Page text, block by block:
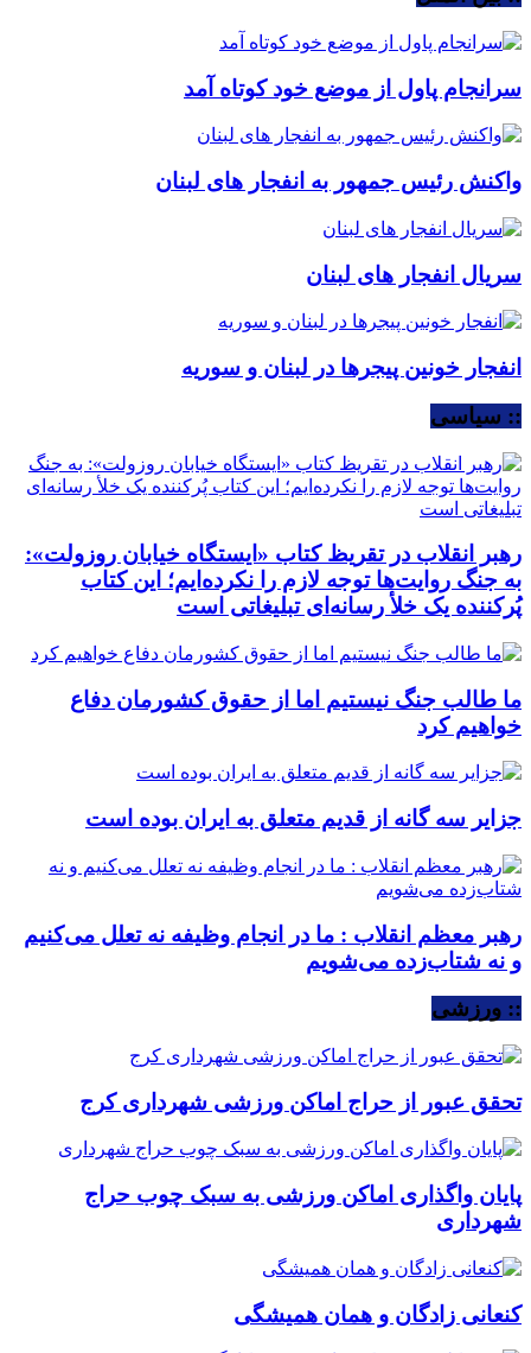
سرانجام پاول از موضع خود کوتاه آمد
واکنش رئیس جمهور به انفجار های لبنان
سریال انفجار های لبنان
انفجار خونین پیجرها در لبنان و سوریه
:: سیاسی
رهبر انقلاب در تقریظ کتاب «ایستگاه خیابان روزولت»:
به جنگ روایت‌ها توجه لازم را نکرده‌ایم؛ این کتاب
پُرکننده‌ یک خلأ رسانه‌ای تبلیغاتی است
ما طالب جنگ نیستیم اما از حقوق کشورمان دفاع
خواهیم کرد
جزایر سه گانه از قدیم متعلق به ایران بوده است
رهبر معظم انقلاب : ما در انجام وظیفه نه تعلل می‌کنیم
و نه شتاب‌زده می‌شویم
:: ورزشی
تحقق عبور از حراج اماکن ورزشی شهرداری کرج
پایان واگذاری اماکن ورزشی به سبک چوب حراج
شهرداری
کنعانی زادگان و همان همیشگی